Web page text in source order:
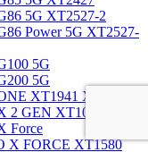
5G XT2527-2
Power 5G XT2527-
5G
5G
XT1941 XT1943
2 GEN XT1092
Force
X FORCE XT1580